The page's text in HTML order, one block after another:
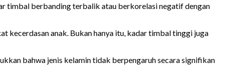
timbal berbanding terbalik atau berkorelasi negatif dengan
kecerdasan anak. Bukan hanya itu, kadar timbal tinggi juga
bahwa jenis kelamin tidak berpengaruh secara signifikan